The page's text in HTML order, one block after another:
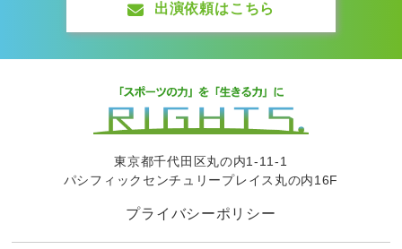
出演依頼はこちら
東京都千代田区丸の内1-11-1
パシフィックセンチュリープレイス丸の内16F
プライバシーポリシー